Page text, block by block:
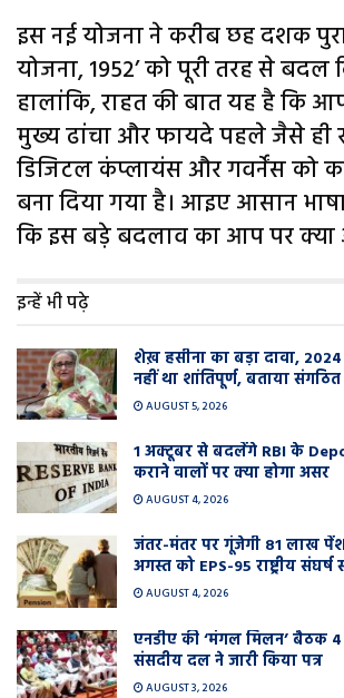
इस नई योजना ने करीब छह दशक
योजना, 1952’ को पूरी तरह से बदल
हालांकि, राहत की बात यह है कि
मुख्य ढांचा और फायदे पहले जैसे ही
डिजिटल कंप्लायंस और गवर्नेंस को
बना दिया गया है। आइए आसान
कि इस बड़े बदलाव का आप पर क्या
इन्हें भी पढ़े
शेख़ हसीना का बड़ा दावा,
नहीं था शांतिपूर्ण, बताया
AUGUST 5, 2026
1 अक्टूबर से बदलेंगे RBI के
कराने वालों पर क्या होगा असर
AUGUST 4, 2026
जंतर-मंतर पर गूंजेगी 81 लाख
अगस्त को EPS-95 राष्ट्रीय संघर्ष
AUGUST 4, 2026
एनडीए की ‘मंगल मिलन’ बैठक
संसदीय दल ने जारी किया पत्र
AUGUST 3, 2026